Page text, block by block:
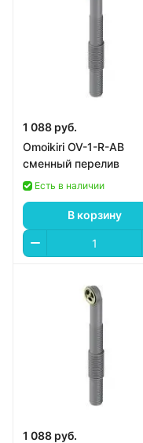
1 088 руб.
Omoikiri OV-1-R-AB
сменный перелив
Есть в наличии
В корзину
1 088 руб.